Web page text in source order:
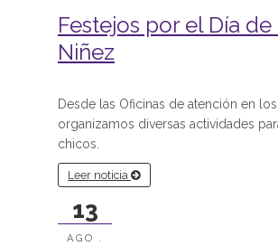
Festejos por el Día de
Niñez
Desde las Oficinas de atención en
organizamos diversas actividades
chicos.
Leer noticia
13
AGO .